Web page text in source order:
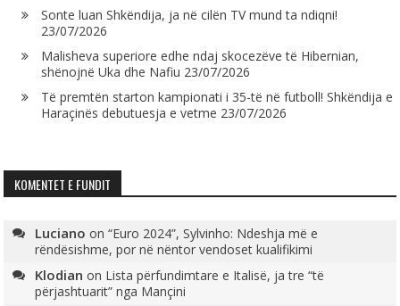
Sonte luan Shkëndija, ja në cilën TV mund ta ndiqni!
23/07/2026
Malisheva superiore edhe ndaj skocezëve të Hibernian,
shënojnë Uka dhe Nafiu 23/07/2026
Të premtën starton kampionati i 35-të në futboll! Shkëndija e
Haraçinës debutuesja e vetme 23/07/2026
KOMENTET E FUNDIT
Luciano on“Euro 2024”, Sylvinho: Ndeshja më e
rëndësishme, por në nëntor vendoset kualifikimi
Klodian on Lista përfundimtare e Italisë, ja tre “të
përjashtuarit” nga Mançini